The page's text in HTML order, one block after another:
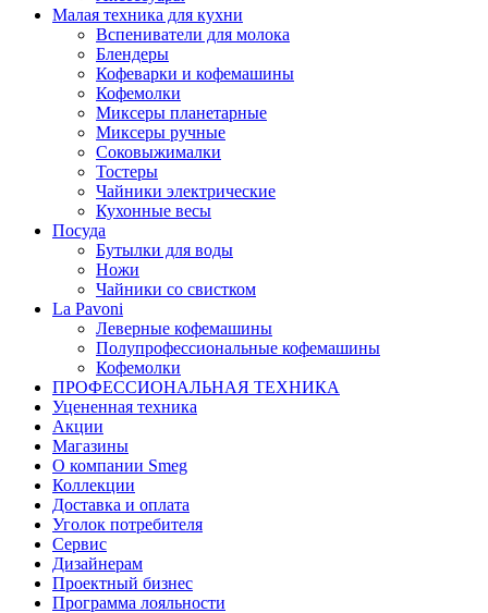
Малая техника для кухни
Вспениватели для молока
Блендеры
Кофеварки и кофемашины
Кофемолки
Миксеры планетарные
Миксеры ручные
Соковыжималки
Тостеры
Чайники электрические
Кухонные весы
Посуда
Бутылки для воды
Ножи
Чайники со свистком
La Pavoni
Леверные кофемашины
Полупрофессиональные кофемашины
Кофемолки
ПРОФЕССИОНАЛЬНАЯ ТЕХНИКА
Уцененная техника
Акции
Магазины
О компании Smeg
Коллекции
Доставка и оплата
Уголок потребителя
Сервис
Дизайнерам
Проектный бизнес
Программа лояльности